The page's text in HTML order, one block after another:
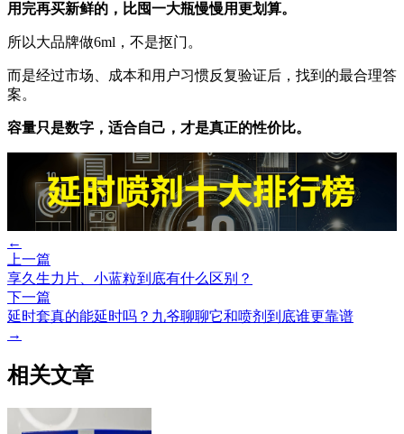
用完再买新鲜的，比囤一大瓶慢慢用更划算。
所以大品牌做6ml，不是抠门。
而是经过市场、成本和用户习惯反复验证后，找到的最合理答
案。
容量只是数字，适合自己，才是真正的性价比。
←
上一篇
享久生力片、小蓝粒到底有什么区别？
下一篇
延时套真的能延时吗？九爷聊聊它和喷剂到底谁更靠谱
→
相关文章